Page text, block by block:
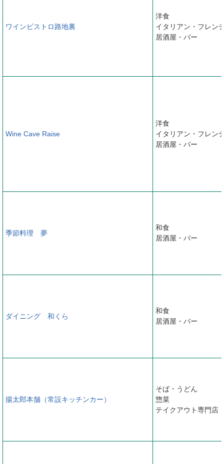
ワインビストロ路地裏
洋食
イタリアン・フレン
居酒屋・バー
Wine Cave Raise
洋食
イタリアン・フレン
居酒屋・バー
季節料理 夢
和食
居酒屋・バー
ダイニング 和くら
和食
居酒屋・バー
揚太郎本舗（常設キッチンカー）
そば・うどん
惣菜
テイクアウト専門店